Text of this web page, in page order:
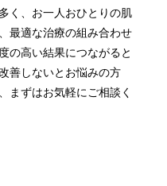
く、お一人おひとりの肌
最適な治療の組み合わせ
の高い結果につながると
善しないとお悩みの方
まずはお気軽にご相談く